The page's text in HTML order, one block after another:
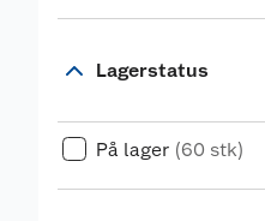
Lagerstatus
På lager (60 stk)